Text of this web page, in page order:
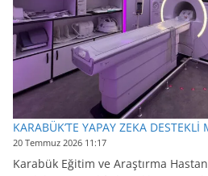
KARABÜK’TE YAPAY ZEKA
20 Temmuz 2026 11:17
Karabük Eğitim ve Araştırma